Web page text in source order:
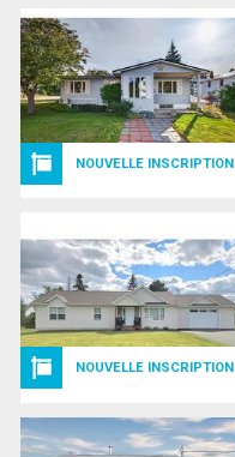
NOUVELLE INSCRIPTION
NOUVELLE INSCRIPTION